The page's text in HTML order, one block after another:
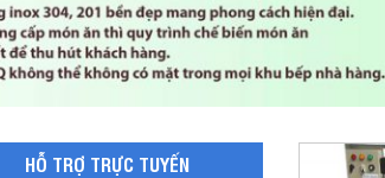
HỖ TRỢ TRỰC TUYẾN